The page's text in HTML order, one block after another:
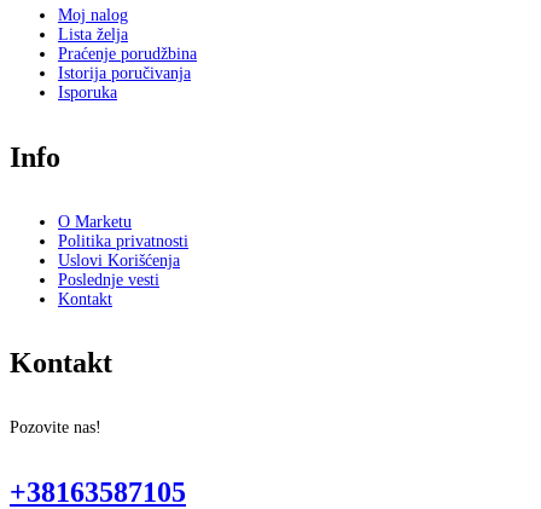
Moj nalog
Lista želja
Praćenje porudžbina
Istorija poručivanja
Isporuka
Info
O Marketu
Politika privatnosti
Uslovi Korišćenja
Poslednje vesti
Kontakt
Kontakt
Pozovite nas!
+38163587105